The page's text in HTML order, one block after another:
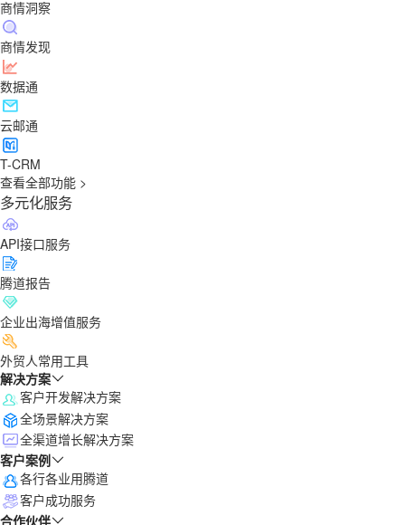
商情洞察
商情发现
数据通
云邮通
T-CRM
查看全部功能 >
多元化服务
API接口服务
腾道报告
企业出海增值服务
外贸人常用工具
解决方案
客户开发解决方案
全场景解决方案
全渠道增长解决方案
客户案例
各行各业用腾道
客户成功服务
合作伙伴